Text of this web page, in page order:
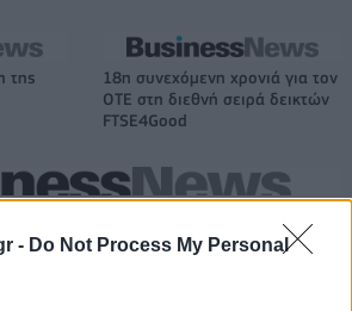
- Do Not Process My Personal
της
18η συνεχόμενη χρονιά για τον
ΟΤΕ στη διεθνή σειρά δεικτών
FTSE4Good